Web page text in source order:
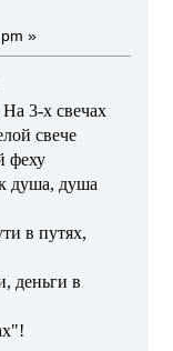
»
3‑х свечах
свече
феху
душа, душа
в путях,
деньги в